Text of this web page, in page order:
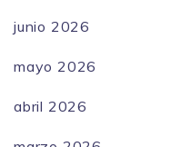
junio 2026
mayo 2026
abril 2026